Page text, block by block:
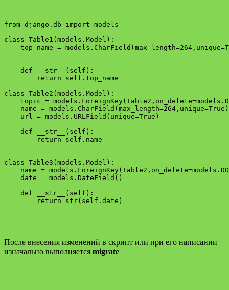
from django.db import models
class Table1(models.Model):
top_name =
    def __str__(self):
        return self.top_name
class Table2(models.Model):
topic =
    name = models.CharField(max_length=264,unique=True)
    url = models.URLField(unique=True)
    def __str__(self):
        return self.name
class Table3(models.Model):
name =
    date = models.DateField()
    def __str__(self):
После внесения изменений в скрипт или при его написании
изначально выполняется migrate